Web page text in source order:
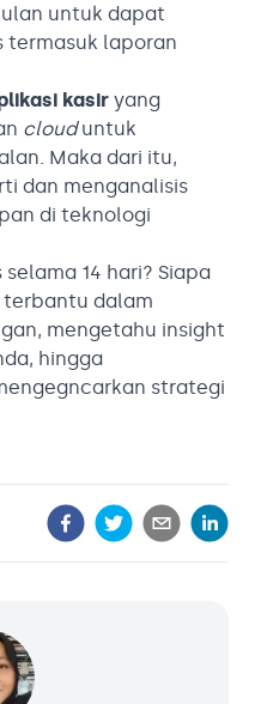
untuk dapat
termasuk laporan
kasir yang
clouduntuk
Maka dari itu,
dan menganalisis
di teknologi
selama 14 hari? Siapa
terbantu dalam
mengetahu insight
hingga
strategi